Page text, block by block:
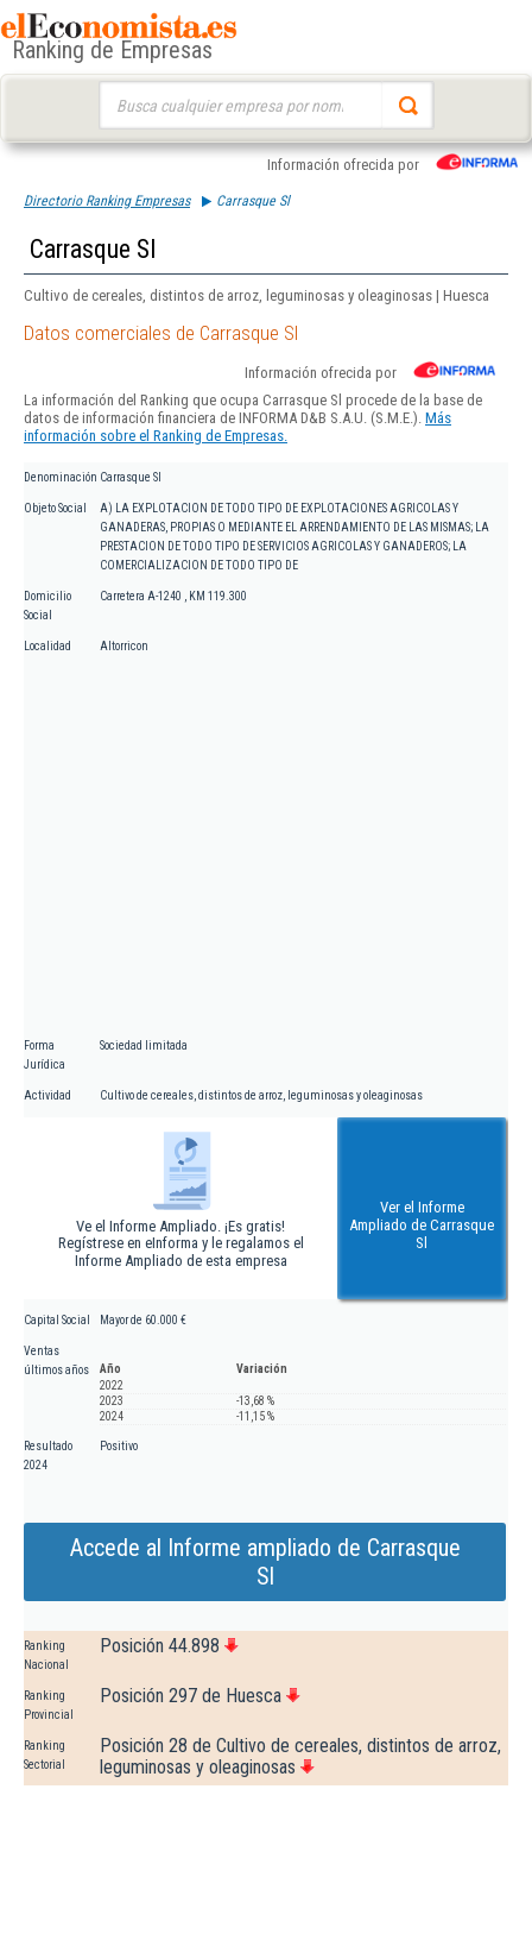
Ranking de Empresas
Información ofrecida por
Directorio Ranking Empresas Carrasque Sl
Carrasque Sl
Cultivo de cereales, distintos de arroz, leguminosas y oleaginosas | Huesca
Datos comerciales de Carrasque Sl
Información ofrecida por
La información del Ranking que ocupa Carrasque Sl procede de la base de
datos de información financiera de INFORMA D&B S.A.U. (S.M.E.). Más
información sobre el Ranking de Empresas.
Denominación Carrasque Sl
Objeto Social
A) LA EXPLOTACION DE TODO TIPO DE EXPLOTACIONES AGRICOLAS Y
GANADERAS, PROPIAS O MEDIANTE EL ARRENDAMIENTO DE LAS MISMAS; LA
PRESTACION DE TODO TIPO DE SERVICIOS AGRICOLAS Y GANADEROS; LA
COMERCIALIZACION DE TODO TIPO DE
Domicilio
Social
Carretera A-1240 , KM 119.300
Localidad Altorricon
Forma
Jurídica
Sociedad limitada
Actividad Cultivo de cereales, distintos de arroz, leguminosas y oleaginosas
Ve el Informe Ampliado. ¡Es gratis!
Regístrese en eInforma y le regalamos el
Informe Ampliado de esta empresa
Ver el Informe
Ampliado de Carrasque
Sl
Capital Social Mayor de 60.000 €
Ventas
últimos años
Año
Variación
2022
2023
-13,68 %
2024
-11,15 %
Resultado
2024
Positivo
Accede al Informe ampliado de Carrasque
Sl
Ranking
Nacional
Posición 44.898
Ranking
Provincial
Posición 297 de Huesca
Ranking
Sectorial
Posición 28 de Cultivo de cereales, distintos de arroz,
leguminosas y oleaginosas